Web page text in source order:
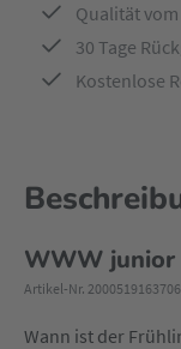
Qualität
30 Tage
Kostenlose
WWW junior
Artikel-Nr. 2000519163706
Wann ist der